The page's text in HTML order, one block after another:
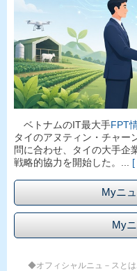
ベトナムのIT最大手FPT
タイのアヌティン・チャー
問に合わせ、タイの大手企
戦略的協力を開始した。...
Myニ
My
◆オフィシャルニュ－スとは